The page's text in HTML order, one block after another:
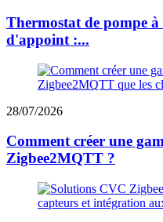
Thermostat de pompe
d'appoint :...
28/07/2026
Comment créer une
Zigbee2MQTT ?